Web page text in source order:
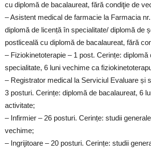
cu diplomă de bacalaureat, fără condiţie de
– Asistent medical de farmacie la Farmacia
diplomă de licență în specialitate/ diplomă de
postliceală cu diplomă de bacalaureat, fără
– Fiziokinetoterapie – 1 post. Cerințe: diplomă
specialitate, 6 luni vechime ca
– Registrator medical la Serviciul Evaluare și
3 posturi. Cerințe: diplomă de bacalaureat, 6
activitate;
– Infirmier – 26 posturi. Cerințe: studii
vechime;
– Ingrijitoare – 20 posturi. Cerințe: studii